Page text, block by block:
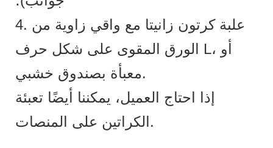
4. علبة كرتون زانيتا مع واقي زاوية من
الورق المقوى على شكل حرف L، أو
معبأة بصندوق خشبي.
إذا احتاج العميل، يمكننا أيضًا تعبئة
الكراتين على المنصات.